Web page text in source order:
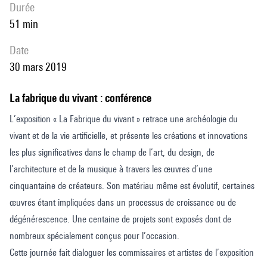
durée
51 min
date
30 mars 2019
La fabrique du vivant : conférence
L’exposition « La Fabrique du vivant » retrace une archéologie du
vivant et de la vie artificielle, et présente les créations et innovations
les plus significatives dans le champ de l’art, du design, de
l’architecture et de la musique à travers les œuvres d’une
cinquantaine de créateurs. Son matériau même est évolutif, certaines
œuvres étant impliquées dans un processus de croissance ou de
dégénérescence. Une centaine de projets sont exposés dont de
nombreux spécialement conçus pour l’occasion.
Cette journée fait dialoguer les commissaires et artistes de l’exposition